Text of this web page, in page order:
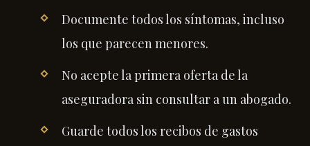
Documente todos los síntomas, incluso
los que parecen menores.
No acepte la primera oferta de la
aseguradora sin consultar a un abogado.
Guarde todos los recibos de gastos